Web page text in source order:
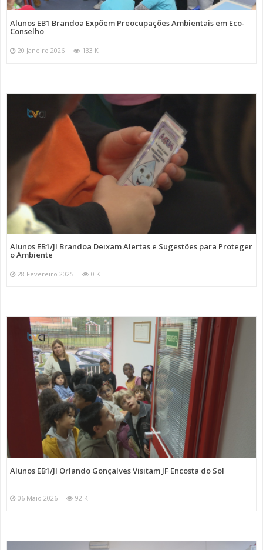
Alunos EB1 Brandoa Expõem Preocupações Ambientais em Eco-
Conselho
20 Janeiro 2026 133 K
Alunos EB1/JI Brandoa Deixam Alertas e Sugestões para Proteger
o Ambiente
28 Fevereiro 2025 0 K
Alunos EB1/JI Orlando Gonçalves Visitam JF Encosta do Sol
06 Maio 2026 92 K